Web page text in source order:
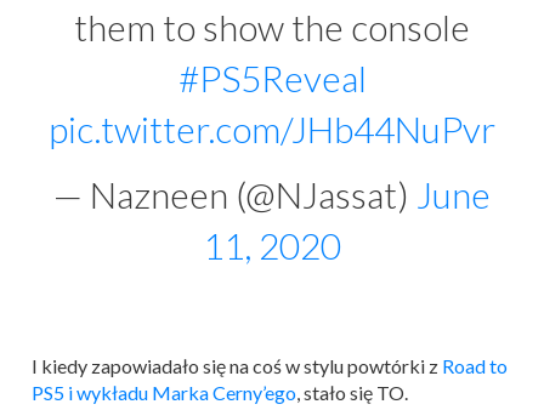
them to show the console
#PS5Reveal
pic.twitter.com/JHb44NuPvr
— Nazneen (@NJassat) June
11, 2020
I kiedy zapowiadało się na coś w stylu powtórki z Road to
PS5 i wykładu Marka Cerny’ego, stało się TO.